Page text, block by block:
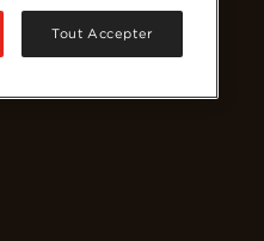
Tout Accepter